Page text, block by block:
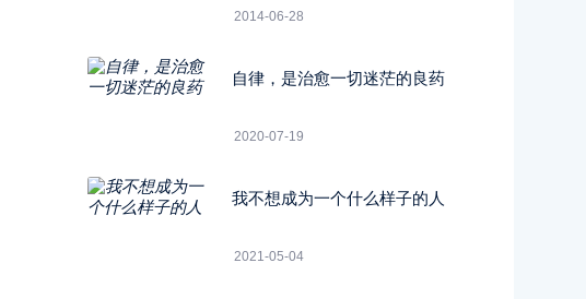
2014-06-28
自律，是治愈一切迷茫的良药
2020-07-19
我不想成为一个什么样子的人
2021-05-04